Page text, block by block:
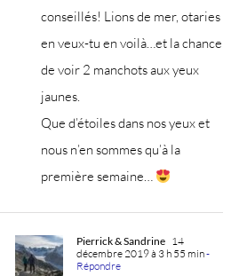
conseillés! Lions de mer, otaries
en veux-tu en voilà…et la chance
de voir 2 manchots aux yeux
jaunes.
Que d’étoiles dans nos yeux et
nous n’en sommes qu’à la
première semaine…
Pierrick & Sandrine 14
décembre 2019 à 3 h 55 min-
Répondre